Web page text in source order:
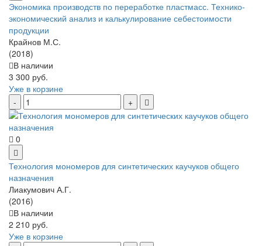
Экономика производств по переработке пластмасс. Технико-
экономический анализ и калькулирование себестоимости
продукции
Крайнов М.С.
(2018)
В наличии
3 300 руб.
Уже в корзине
0
Технология мономеров для синтетических каучуков общего
назначения
Лиакумович А.Г.
(2016)
В наличии
2 210 руб.
Уже в корзине